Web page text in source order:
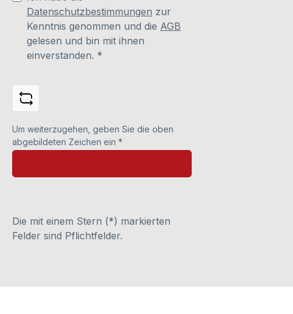
Datenschutzbestimmungen zur
Kenntnis genommen und die AGB
gelesen und bin mit ihnen
einverstanden. *
Um weiterzugehen, geben Sie die oben
abgebildeten Zeichen ein *
Die mit einem Stern (*) markierten
Felder sind Pflichtfelder.